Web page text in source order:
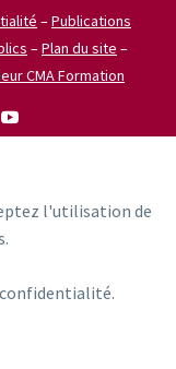
–Publications
–Plan du site –
CMA Formation
l'utilisation de